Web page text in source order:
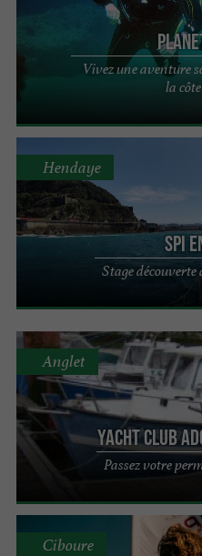
du monde
Vivez une aventure
la
Spi
Stage
Hendaye
Yacht Club
Passez votre
Anglet
Ciboure